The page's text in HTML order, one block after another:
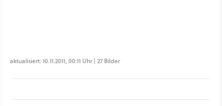
aktualisiert: 10.11.2011, 00:11 Uhr | 27 Bilder